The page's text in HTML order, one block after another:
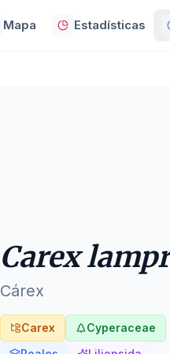
Mapa Estadísticas
Carex
Cárex
Carex
Cyperaceae